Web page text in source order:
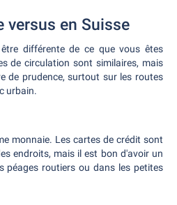
versus en Suisse
différente de ce que vous êtes
de circulation sont similaires, mais
de prudence, surtout sur les routes
urbain.
monnaie. Les cartes de crédit sont
endroits, mais il est bon d'avoir un
péages routiers ou dans les petites